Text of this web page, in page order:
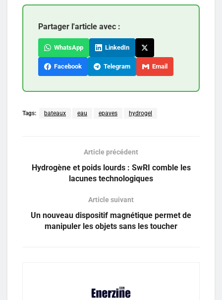
Partager l'article avec :
WhatsApp LinkedIn
Facebook Telegram Email
Tags: bateaux eau epaves hydrogel
Article précédent
Hydrogène et poids lourds : SwRI comble les
lacunes technologiques
Article suivant
Un nouveau dispositif magnétique permet de
manipuler les objets sans les toucher